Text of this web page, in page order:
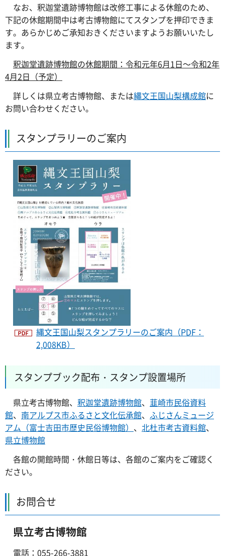
なお、釈迦堂遺跡博物館は改修工事による休館のため、
下記の休館期間中は考古博物館にてスタンプを押印できま
す。あらかじめご承知おきくださいますようお願いいたし
ます。
釈迦堂遺跡博物館の休館期間：令和元年6月1日～令和2年
4月2日（予定）
詳しく は県立考古博物館、または縄文王国山梨構成館に
お問い合わせください。
スタンプラリーのご案内
縄文王国山梨スタンプラリーのご案内（PDF：
2,008KB）
スタンプブック配布・スタンプ設置場所
県立考古博物館、 釈迦堂遺跡博物館、 韮崎市民俗資料
館、 南アルプス市ふるさと文化伝承館、 ふじさんミュージ
アム（富士吉田市歴史民俗博物館） 、 北杜市考古資料館、
県立博物館
各館の開館時間・休館日等は、各館のご案内をご確認く
ださい。
お問合せ
県立考古博物館
電話：055-266-3881